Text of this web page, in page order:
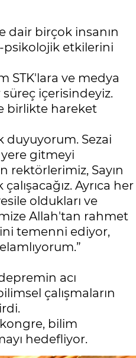
dair birçok insanın
psikolojik etkilerini
STK'lara ve medya
içerisindeyiz.
birlikte hareket
duyuyorum. Sezai
gitmeyi
rektörlerimiz, Sayın
Ayrıca her
oldukları ve
Allah'tan rahmet
temenni ediyor,
acı
çalışmaların
bilim
hedefliyor.